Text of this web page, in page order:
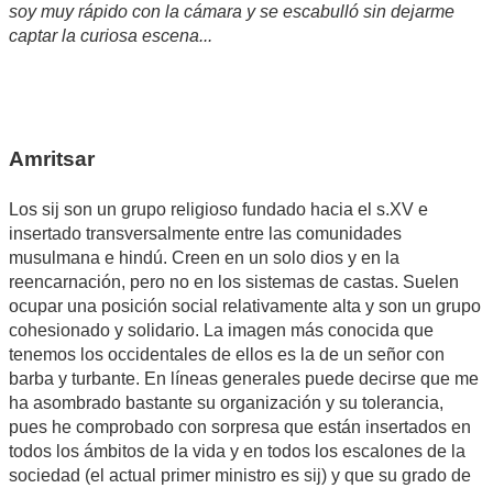
soy muy rápido con la cámara y se escabulló sin dejarme
captar la curiosa escena...
Amritsar
Los sij son un grupo religioso fundado hacia el s.XV e
insertado transversalmente entre las comunidades
musulmana e hindú. Creen en un solo dios y en la
reencarnación, pero no en los sistemas de castas. Suelen
ocupar una posición social relativamente alta y son un grupo
cohesionado y solidario. La imagen más conocida que
tenemos los occidentales de ellos es la de un señor con
barba y turbante. En líneas generales puede decirse que me
ha asombrado bastante su organización y su tolerancia,
pues he comprobado con sorpresa que están insertados en
todos los ámbitos de la vida y en todos los escalones de la
sociedad (el actual primer ministro es sij) y que su grado de